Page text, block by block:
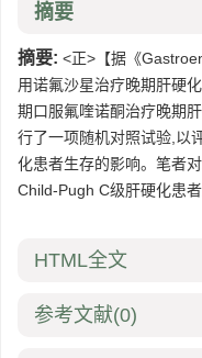
摘要
摘要: <正>【据《
用诺氟沙星治疗晚期肝硬
期口服氟喹诺酮治疗晚期
行了一项随机对照试验,以
化患者生存的影响。笔者
Child-Pugh C级肝硬化患
HTML全文
参考文献(0)